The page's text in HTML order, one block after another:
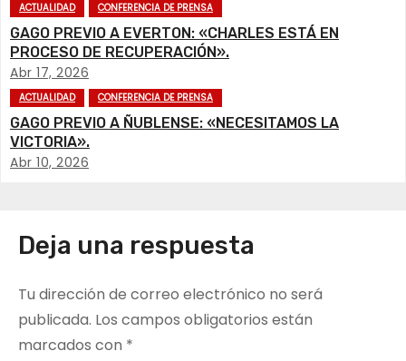
a
c
ó
n
ACTUALIDAD CONFERENCIA DE PRENSA
GAGO PREVIO A EVERTON: «CHARLES ESTÁ EN
PROCESO DE RECUPERACIÓN».
Abr 17, 2026
ACTUALIDAD CONFERENCIA DE PRENSA
GAGO PREVIO A ÑUBLENSE: «NECESITAMOS LA
VICTORIA».
Abr 10, 2026
Deja una respuesta
Tu dirección de correo electrónico no será
publicada. Los campos obligatorios están
marcados con *